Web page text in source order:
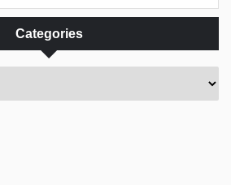
Categories